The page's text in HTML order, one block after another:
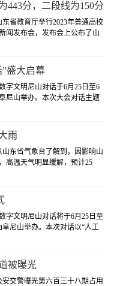
443分，二段线为150分
东省教育厅举行2023年普通高校
闻发布会，发布会上公布了山
520分。[详细]
盛大启幕
字文明尼山对话于6月25日至6
尼山举办。本次大会对话主题
] 雨
山东省气象台了解到，因影响山
高温天气明显缓解，预计25
，其他地区30—32℃。
字文明尼山对话将于6月25日至
阜尼山举办。本次对话以“人工
文化之美。
被曝光
安交警曝光第六百三十八期占用